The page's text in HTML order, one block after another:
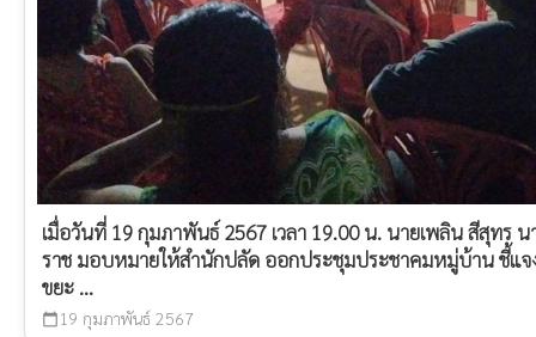
เมื่อวันที่ 19 กุมภาพันธ์ 2567 เวลา 19.00 น. นายเพลิน สีสุทร
ราช มอบหมายให้สำนักปลัด ออกประชุมประชาคมหมู่บ้าน ชี้แจ
ขยะ ...
calendar_today 19 กุมภาพันธ์ 2567